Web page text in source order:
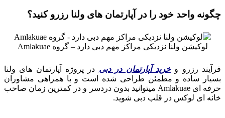
چگونه واحد خود را در آپارتمان های ولنا رزرو کنید؟
لوکیشن ولنا نزدیکی مراکز مهم دبی دارد – گروه Amlakuae
فرآیند رزرو وخرید آپارتمان در دبی در پروژه آپارتمان های ولنا
بسیار ساده و مطمئن طراحی شده است و با همراهی مشاوران
حرفه‌ ای Amlakuae میتوانید بدون دردسر و در کمترین زمان صاحب
خانه‌ ای لوکس در قلب دبی شوید.